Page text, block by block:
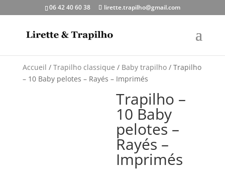
06 42 40 60 38 lirette.trapilho@gmail.com
Accueil / Trapilho classique / Baby trapilho/ Trapilho
– 10 Baby pelotes – Rayés – Imprimés
Trapilho –
10 Baby
pelotes –
Rayés –
Imprimés